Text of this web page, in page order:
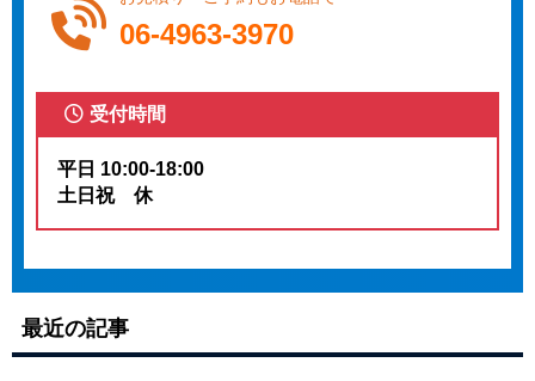
06-4963-3970
受付時間
平日 10:00-18:00
土日祝 休
最近の記事